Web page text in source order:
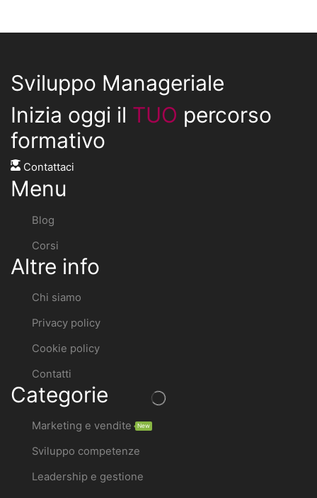
Sviluppo Manageriale
Inizia oggi il TUO percorso
formativo
Contattaci
Menu
Blog
Corsi
Altre info
Chi siamo
Privacy policy
Cookie policy
Contatti
Categorie
Marketing e vendite New
Sviluppo competenze
Leadership e gestione